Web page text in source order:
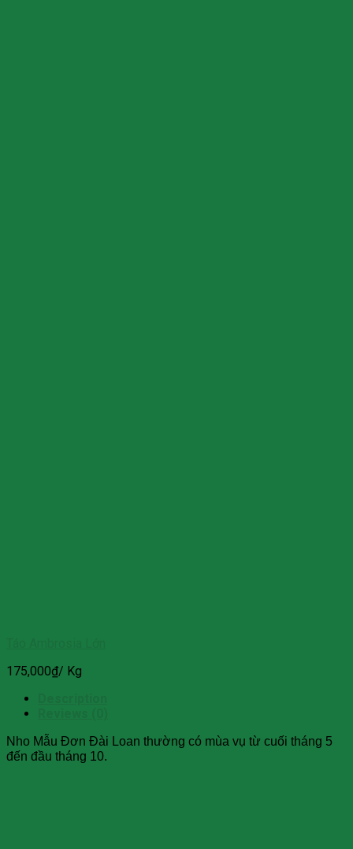
175,000₫/ Kg
Nho Mẫu Đơn Đài Loan thường có mùa vụ từ cuối tháng 5
đến đầu tháng 10.